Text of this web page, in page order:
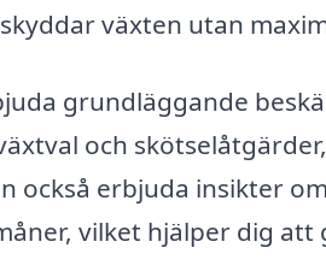
växten utan
grundläggande
och
också erbjuda insikter
vilket hjälper dig